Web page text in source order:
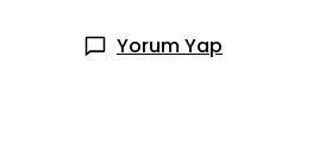
Yorum Yap